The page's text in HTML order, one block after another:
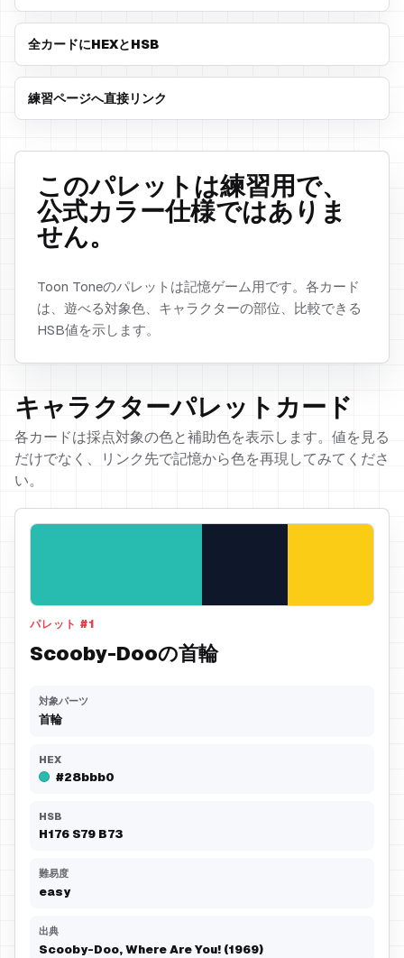
全カードにHEXとHSB
練習ページへ直接リンク
このパレットは練習用で、
公式カラー仕様ではありま
せん。
Toon Toneのパレットは記憶ゲーム用です。各カード
は、遊べる対象色、キャラクターの部位、比較できる
HSB値を示します。
キャラクターパレットカード
各カードは採点対象の色と補助色を表示します。値を見る
だけでなく、リンク先で記憶から色を再現してみてくださ
い。
パレット #1
Scooby-Dooの首輪
対象パーツ
首輪
HEX
#28bbb0
HSB
H176 S79 B73
難易度
easy
出典
Scooby-Doo, Where Are You! (1969)